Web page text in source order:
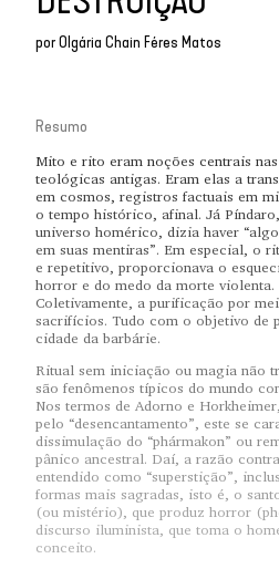
porOlgária Chain Féres Matos
Resumo
Mito e rito eram noções centrais
teológicas antigas. Eram elas a
em cosmos, registros factuais em
o tempo histórico, afinal. Já
universo homérico, dizia haver
em suas mentiras”. Em especial, o
e repetitivo, proporcionava o
horror e do medo da morte violenta.
Coletivamente, a purificação por
sacrifícios. Tudo com o objetivo de
cidade da barbárie.
Ritual sem iniciação ou magia não
são fenômenos típicos do mundo
Nos termos de Adorno e
pelo “desencantamento”, este se
dissimulação do “phármakon” ou
pânico ancestral. Daí, a razão
entendido como “superstição”,
formas mais sagradas, isto é, o
(ou mistério), que produz horror
discurso iluminista, que toma o
conceito.